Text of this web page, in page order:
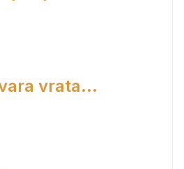
vrata...